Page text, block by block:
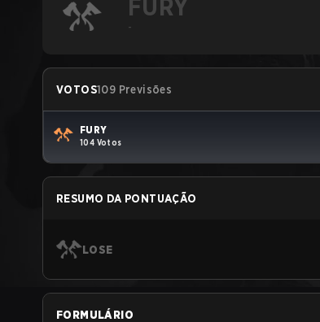
FURY
-
VOTOS109 Previsões
FURY
104 Votos
RESUMO DA PONTUAÇÃO
LOSE
FORMULÁRIO